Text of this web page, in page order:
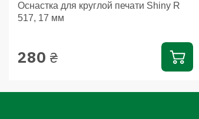
Оснастка для круглой печати Shiny R
517, 17 мм
280 ₴